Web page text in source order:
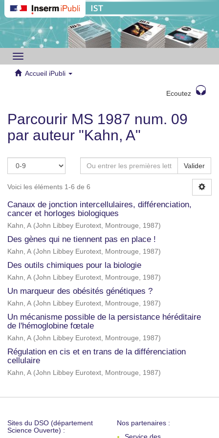
Toggle
navigation
Accueil iPubli
Ecoutez
Parcourir MS 1987 num. 09
par auteur "Kahn, A"
Valider
Voici les éléments 1-6 de 6
Canaux de jonction intercellulaires, différenciation,
cancer et horloges biologiques
Kahn, A (John Libbey Eurotext, Montrouge, 1987)
Des gènes qui ne tiennent pas en place !
Kahn, A (John Libbey Eurotext, Montrouge, 1987)
Des outils chimiques pour la biologie
Kahn, A (John Libbey Eurotext, Montrouge, 1987)
Un marqueur des obésités génétiques ?
Kahn, A (John Libbey Eurotext, Montrouge, 1987)
Un mécanisme possible de la persistance héréditaire
de l'hémoglobine fœtale
Kahn, A (John Libbey Eurotext, Montrouge, 1987)
Régulation en cis et en trans de la différenciation
cellulaire
Kahn, A (John Libbey Eurotext, Montrouge, 1987)
Sites du DSO (département
Science Ouverte) :
Nos partenaires :